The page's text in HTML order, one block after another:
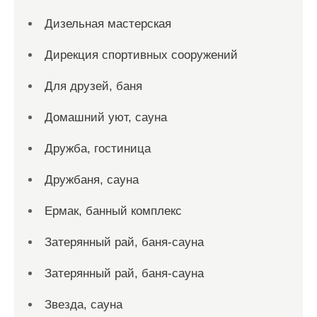
Дизельная мастерская
Дирекция спортивных сооружений
Для друзей, баня
Домашний уют, сауна
Дружба, гостиница
Дружбаня, сауна
Ермак, банный комплекс
Затерянный рай, баня-сауна
Затерянный рай, баня-сауна
Звезда, сауна